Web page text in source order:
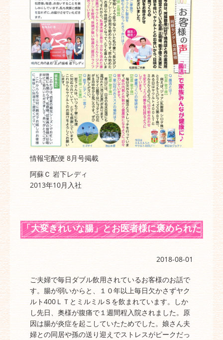
情報宅配便 8月号掲載
阿蘇Ｃ 岩下レディ
2013年10月入社
「大変きれいな腸」とお医者様に褒められた
♪
2018-08-01
ご夫婦で毎日ダブル飲用されているお客様のお話で
す。腸が弱いからと、１０年以上毎日欠かさずヤク
ルト400ＬＴとミルミルＳを飲まれています。しか
し先日、奥様が腹痛で１週間程入院されました。原
因は腸が炎症を起こしていたためでした。娘さん夫
婦との同居や孫の送り迎えでストレスがピークだっ